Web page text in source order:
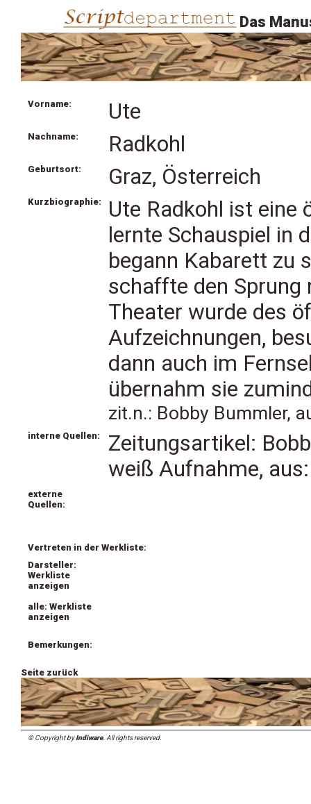
Das
Vorname: Ute
Nachname: Radkohl
Geburtsort: Graz, Österreich
Kurzbiographie:
Ute Radkohl ist eine
lernte Schauspiel in
begann Kabarett zu
schaffte den Sprung
Theater wurde des
Aufzeichnungen,
dann auch im
übernahm sie
zit.n.: Bobby Bummler,
interne Quellen:
Zeitungsartikel:
weiß Aufnahme,
externe
Quellen:
Vertreten in der Werkliste:
Darsteller:
Werkliste
anzeigen
alle: Werkliste
anzeigen
Bemerkungen:
Seite zurück
© Copyright byIndiware. All rights reserved.